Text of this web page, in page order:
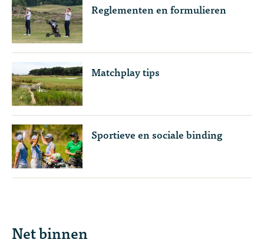
Reglementen en formulieren
Matchplay tips
Sportieve en sociale binding
Net binnen